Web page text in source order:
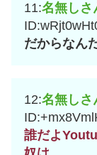
11:名無しさ
だからなん
12:名無しさ
誰だよ